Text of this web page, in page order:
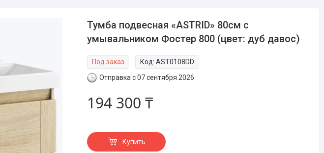
Тумба подвесная «ASTRID» 80см с
умывальником Фостер 800 (цвет: дуб давос)
Под заказ Код:AST0108DD
Отправка с 07 сентября 2026
194 300 ₸
Купить